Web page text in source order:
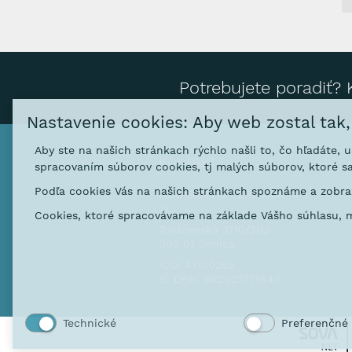
Potrebujete poradiť?
Kontakt
NOVASERVIS FERRO SK s. r
.o.
Nastavenie cookies: Aby web zostal
Aby ste na našich stránkach rýchlo našli to, čo hľadáte,
spracovaním súborov cookies, tj malých súborov, ktoré
Podľa cookies Vás na našich stránkach spoznáme a
Cookies, ktoré spracovávame na základe Vášho
Technické Preferenčné